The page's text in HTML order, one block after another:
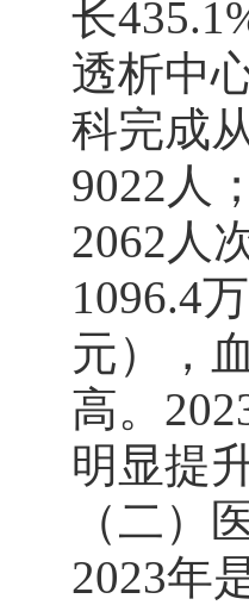
长
透析中
科完成
9022人
2062人
1096.4
元），
高。
明显提升
（二）
2023年